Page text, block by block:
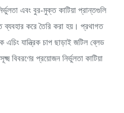
এবং বুর-মুক্ত কাটিয়া প্রান্তগুলি
করে তৈরি করা হয়। প্রথাগত
এচিং যান্ত্রিক চাপ ছাড়াই জটিল ব্লেড
বিবরণের প্রয়োজন নির্ভুলতা কাটিয়া